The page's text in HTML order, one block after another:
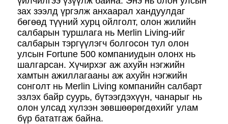
зах зээлд үргэлж анхаарал хандуулдаг
бөгөөд түүний хурц ойлголт, олон жилийн
салбарын туршлага нь Merlin Living-ийг
салбарын тэргүүлэгч болгосон тул олон
улсын Fortune 500 компаниудын олонх нь
шалгарсан. Хүчирхэг аж ахуйн нэгжийн
хамтын ажиллагааны аж ахуйн нэгжийн
сонголт нь Merlin Living компанийн салбарт
эзлэх байр суурь, бүтээгдэхүүн, чанарыг нь
олон улсад хүлээн зөвшөөрөгдөхийг улам
бүр бататгаж байна.